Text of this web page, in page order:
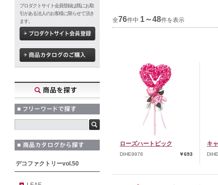
プロダクトサイト会員登録は既にお取
引がある法人のお客様に限らせて頂き
ます。
デコファクトリーvol.50
全76件中 1～48件を表示
ローズハートピック
DIHE9978 ￥693
キ